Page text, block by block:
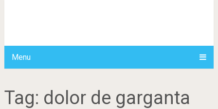
Menu
Tag: dolor de garganta